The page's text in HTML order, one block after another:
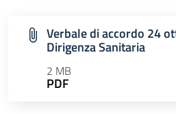
Verbale di accordo 24
Dirigenza Sanitaria
2 MB
PDF